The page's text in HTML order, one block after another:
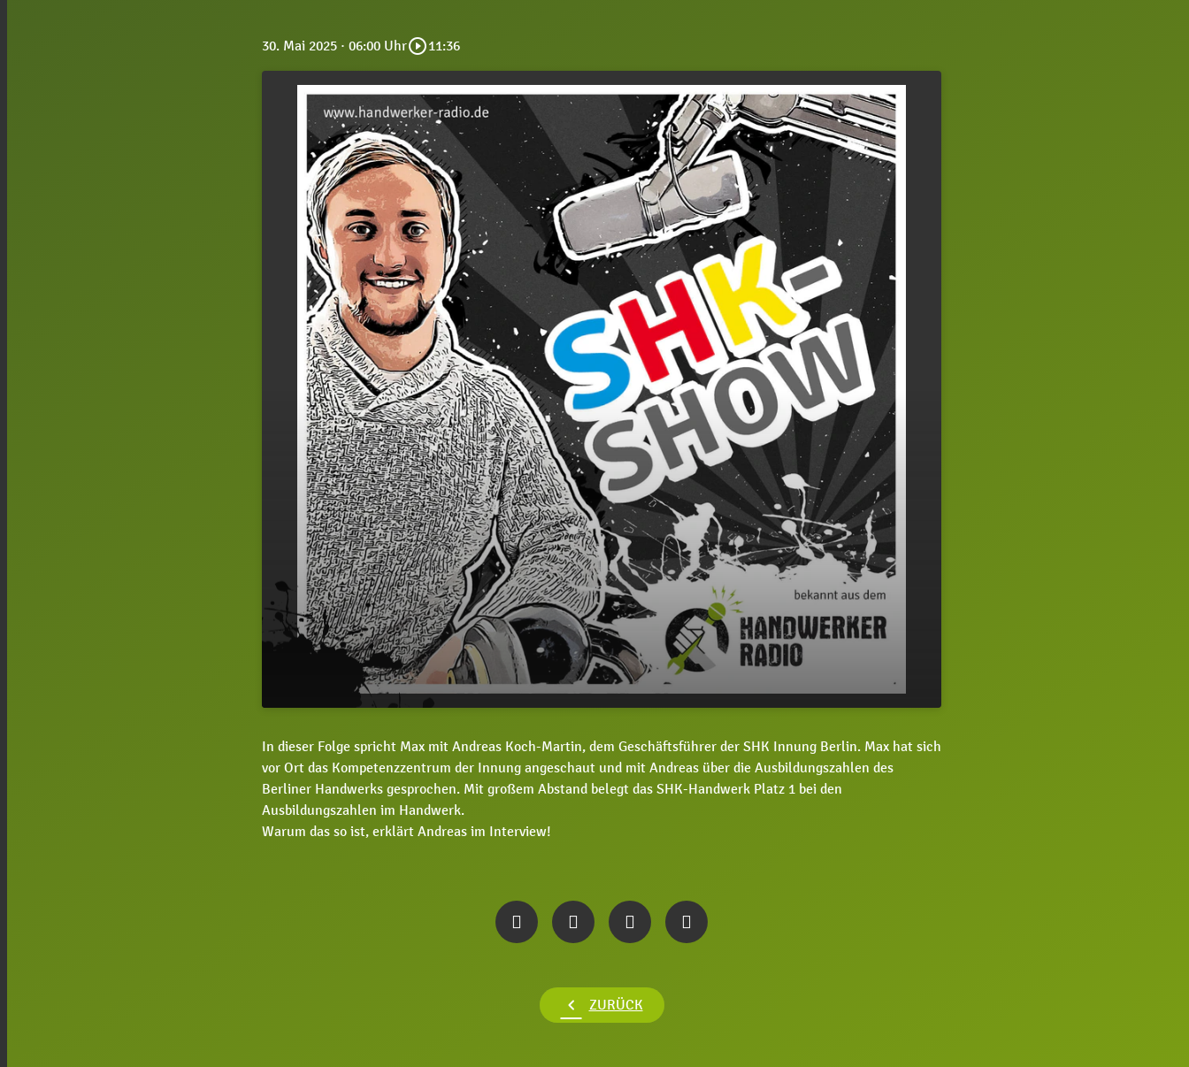
30. Mai 2025 · 06:00 Uhrplay_circle_outline11:36
play_arrow beliebteste handwerkliche Ausbildung Berlins?
00:00 11:36
In dieser Folge spricht Max mit Andreas Koch-Martin, dem Geschäftsführer der SHK Innung Berlin. Max hat sich
vor Ort das Kompetenzzentrum der Innung angeschaut und mit Andreas über die Ausbildungszahlen des
Berliner Handwerks gesprochen. Mit großem Abstand belegt das SHK-Handwerk Platz 1 bei den
Ausbildungszahlen im Handwerk.
Warum das so ist, erklärt Andreas im Interview!
chevron_left ZURÜCK